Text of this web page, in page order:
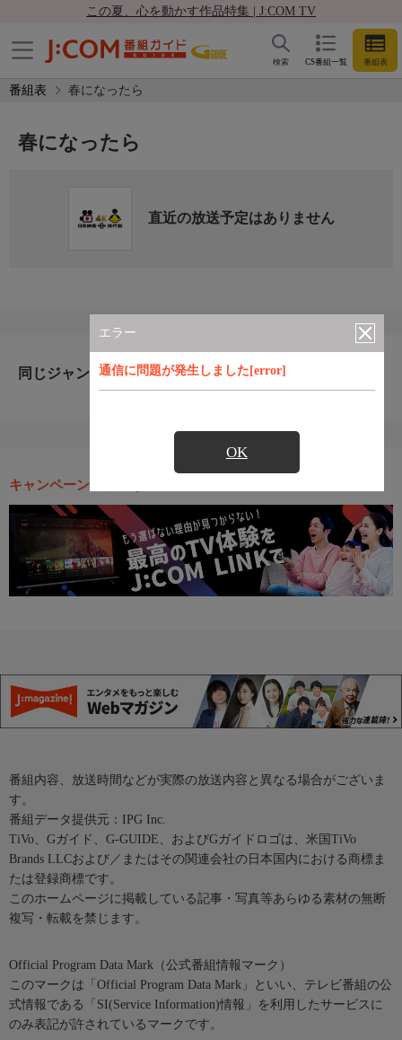
この夏、心を動かす作品特集 | J:COM TV
CS番組一覧 番組表
検索
番組表 春になったら
エラー
通信に問題が発生しました[error]
OK
春になったら
直近の放送予定はありません
同じジャンルのおすすめ番組
キャンペーン・お得な情報
番組内容、放送時間などが実際の放送内容と異なる場合がございま
す。
番組データ提供元：IPG Inc.
TiVo、Gガイド、G-GUIDE、およびGガイドロゴは、米国TiVo
Brands LLCおよび／またはその関連会社の日本国内における商標ま
たは登録商標です。
このホームページに掲載している記事・写真等あらゆる素材の無断
複写・転載を禁じます。
Official Program Data Mark（公式番組情報マーク）
このマークは「Official Program Data Mark」といい、テレビ番組の公
式情報である「SI(Service Information)情報」を利用したサービスに
のみ表記が許されているマークです。